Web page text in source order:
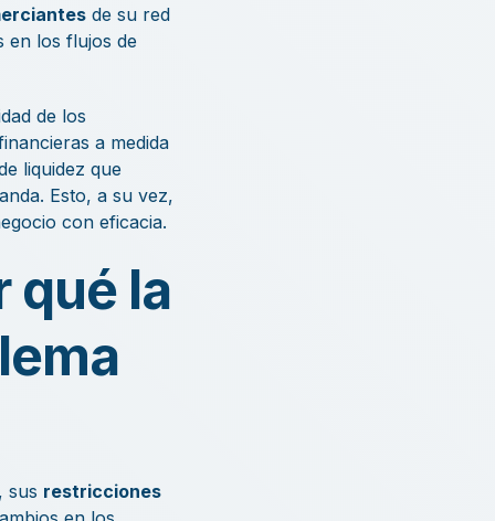
de su red
en los flujos de
de los
a medida
liquidez que
Esto, a su vez,
con eficacia.
qué la
sus restricciones